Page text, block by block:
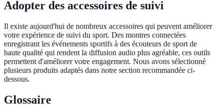
Adopter des accessoires de suivi
Il existe aujourd'hui de nombreux accessoires qui peuvent améliorer
votre expérience de suivi du sport. Des montres connectées
enregistrant les événements sportifs à des écouteurs de sport de
haute qualité qui rendent la diffusion audio plus agréable, ces outils
permettent d'améliorer votre engagement. Nous avons sélectionné
plusieurs produits adaptés dans notre section recommandée ci-
dessous.
Glossaire